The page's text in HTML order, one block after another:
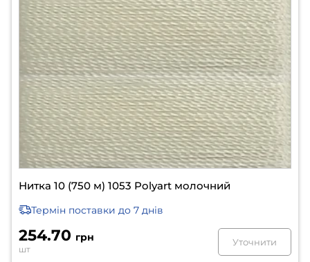
Нитка 10 (750 м) 1053 Polyart молочний
Термін поставки до 7 днів
254.70 грн
шт
Уточнити